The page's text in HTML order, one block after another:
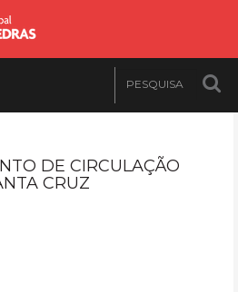
DE CIRCULAÇÃO
CRUZ